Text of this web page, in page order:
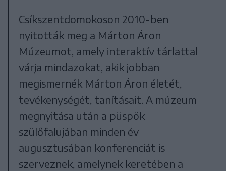
Csíkszentdomokoson 2010-ben
nyitották meg a Márton Áron
Múzeumot, amely interaktív tárlattal
várja mindazokat, akik jobban
megismernék Márton Áron életét,
tevékenységét, tanításait. A múzeum
megnyitása után a püspök
szülőfalujában minden év
augusztusában konferenciát is
szerveznek, amelynek keretében a